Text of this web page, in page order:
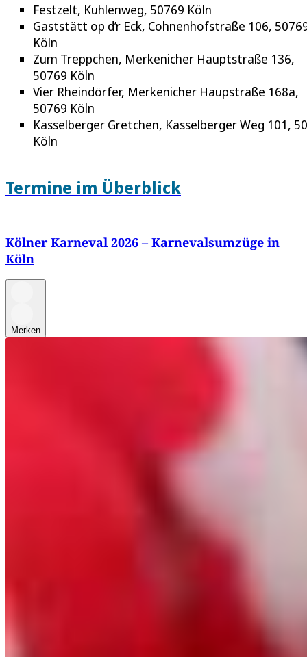
Festzelt, Kuhlenweg, 50769 Köln
Gaststätt op d’r Eck, Cohnenhofstraße 106,
Köln
Zum Treppchen, Merkenicher Hauptstraße 136,
50769 Köln
Vier Rheindörfer, Merkenicher Haupstraße 168a,
50769 Köln
Kasselberger Gretchen, Kasselberger Weg 101,
Köln
Termine im Überblick
Kölner Karneval 2026 – Karnevalsumzüge in
Köln
Merken